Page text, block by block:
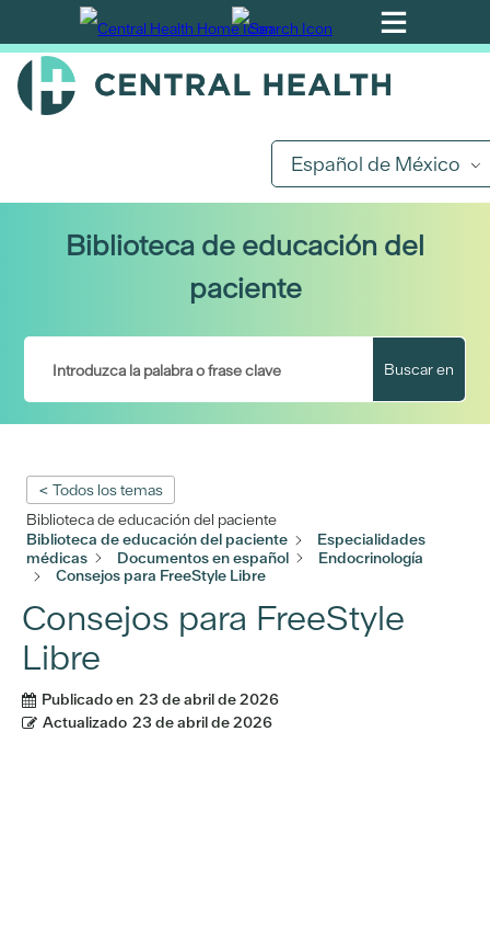
Ir
al
contenido
Español de México
Biblioteca de educación del
paciente
Buscar en
< Todos los temas
Biblioteca de educación del paciente
Biblioteca de educación del paciente
Especialidades
médicas
Documentos en español
Endocrinología
Consejos para FreeStyle Libre
Consejos para FreeStyle
Libre
Publicado en 23 de abril de 2026
Actualizado 23 de abril de 2026